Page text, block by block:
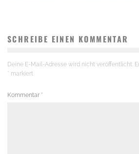
SCHREIBE EINEN KOMMENTAR
Deine E-Mail-Adresse wird nicht veröffentlicht.
* markiert
Kommentar *